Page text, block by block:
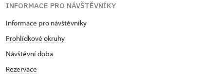
INFORMACE PRO NÁVŠTĚVNÍKY
Informace pro návštěvníky
Prohlídkové okruhy
Návštěvní doba
Rezervace